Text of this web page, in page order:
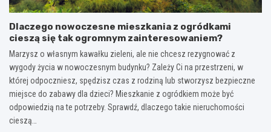
Dlaczego nowoczesne mieszkania z ogródkami
cieszą się tak ogromnym zainteresowaniem?
Marzysz o własnym kawałku zieleni, ale nie chcesz rezygnować z
wygody życia w nowoczesnym budynku? Zależy Ci na przestrzeni, w
której odpoczniesz, spędzisz czas z rodziną lub stworzysz bezpieczne
miejsce do zabawy dla dzieci? Mieszkanie z ogródkiem może być
odpowiedzią na te potrzeby. Sprawdź, dlaczego takie nieruchomości
cieszą…